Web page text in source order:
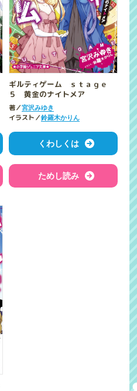
ギルティゲーム ｓｔａｇｅ
５ 黄金のナイトメア
著／宮沢みゆき
イラスト／鈴羅木かりん
くわしくは
ためし読み